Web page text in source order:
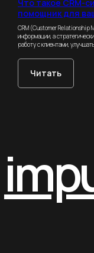
Что такое CRM-
помощник для
CRM (Customer Relationship
информации, а
работу с клиентами,
Читать